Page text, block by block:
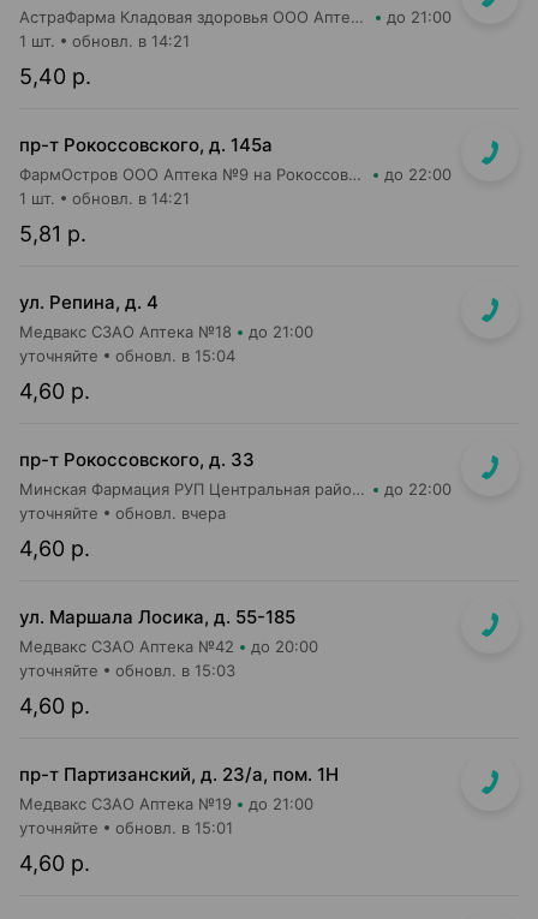
АстраФарма Кладовая здоровья ООО Аптека №9 до 21:00
5,40 р.
1 шт. обновл. в 14:21
пр-т Рокоссовского, д. 145а
ФармОстров ООО Аптека №9 на Рокоссовского до 22:00
5,81 р.
1 шт. обновл. в 14:21
ул. Репина, д. 4
Медвакс СЗАО Аптека №18 до 21:00
4,60 р.
уточняйте обновл. в 15:04
пр-т Рокоссовского, д. 33
Минская Фармация РУП Центральная районная аптека №182 до 22:00
4,60 р.
уточняйте обновл. вчера
ул. Маршала Лосика, д. 55-185
Медвакс СЗАО Аптека №42 до 20:00
4,60 р.
уточняйте обновл. в 15:03
пр-т Партизанский, д. 23/а, пом. 1Н
Медвакс СЗАО Аптека №19 до 21:00
4,60 р.
уточняйте обновл. в 15:01